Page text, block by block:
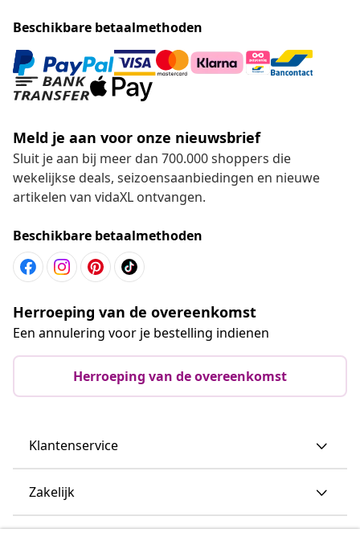
Beschikbare betaalmethoden
Meld je aan voor onze nieuwsbrief
Sluit je aan bij meer dan 700.000 shoppers die
wekelijkse deals, seizoensaanbiedingen en nieuwe
artikelen van vidaXL ontvangen.
Beschikbare betaalmethoden
Herroeping van de overeenkomst
Een annulering voor je bestelling indienen
Herroeping van de overeenkomst
Klantenservice
Zakelijk